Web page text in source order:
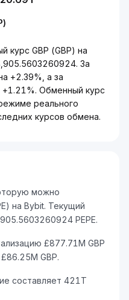
курс GBP (GBP) на
За
+2.39%, а за
Обменный курс
реального
курсов обмена.
можно
на Bybit. Текущий
PEPE.
£877.71M GBP
GBP.
составляет 421T